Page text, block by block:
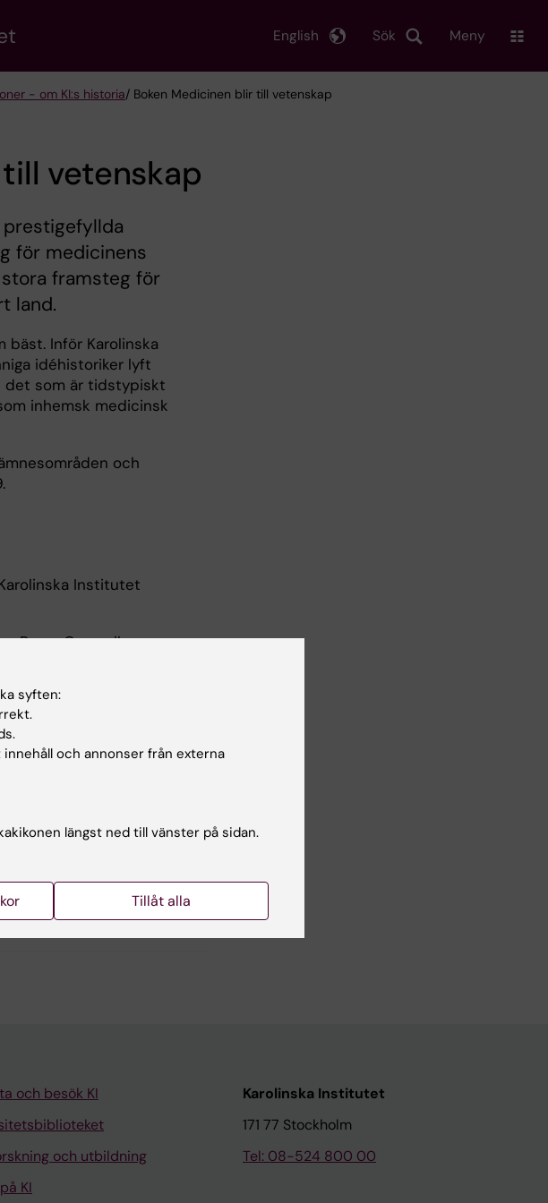
Sök
English Meny
- om KI:s historia/ Boken Medicinen blir till vetenskap
vetenskap
för medicinens
framsteg för
land.
Inför Karolinska
idéhistoriker lyft
det som är tidstypiskt
inhemsk medicinsk
och
Institutet
Roger Qvarsell
Yes
och besök KI
och utbildning
KI
Karolinska Institutet
171 77 Stockholm
Tel: 08-524 800 00
syften:
och annonser från externa
längst ned till vänster på sidan.
Tillåt alla